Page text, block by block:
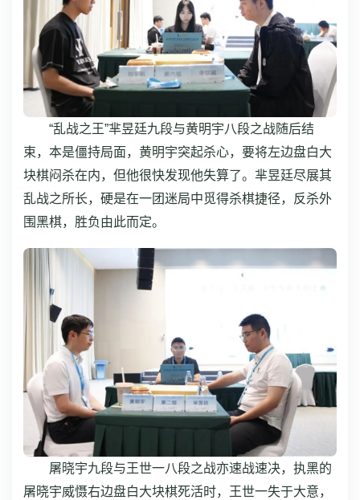
“乱战之王”芈昱廷九段与黄明宇八段之战随后结
束，本是僵持局面，黄明宇突起杀心，要将左边盘白大
块棋闷杀在内，但他很快发现他失算了。芈昱廷尽展其
乱战之所长，硬是在一团迷局中觅得杀棋捷径，反杀外
围黑棋，胜负由此而定。
屠晓宇九段与王世一八段之战亦速战速决，执黑的
屠晓宇威慑右边盘白大块棋死活时，王世一失于大意，